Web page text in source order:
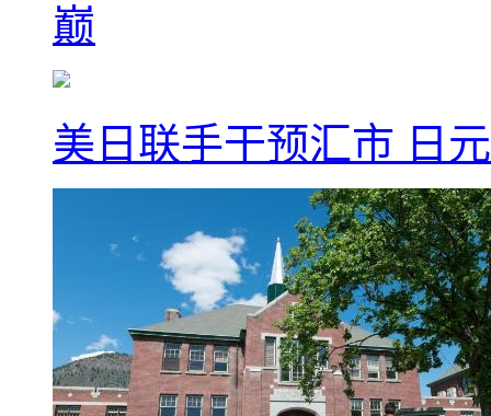
巅
美日联手干预汇市 日